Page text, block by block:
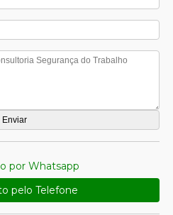
por Whatsapp
pelo Telefone